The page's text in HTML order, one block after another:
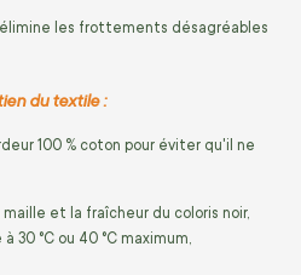
les frottements désagréables
du textile :
100 % coton pour éviter qu'il ne
et la fraîcheur du coloris noir,
30 °C ou 40 °C maximum,